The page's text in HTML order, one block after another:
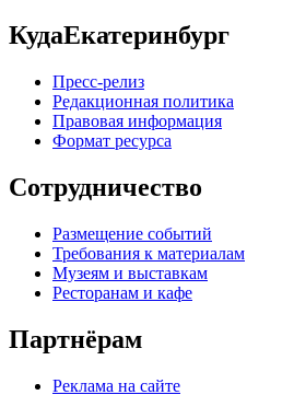
КудаЕкатеринбург
Пресс-релиз
Редакционная политика
Правовая информация
Формат ресурса
Сотрудничество
Размещение событий
Требования к материалам
Музеям и выставкам
Ресторанам и кафе
Партнёрам
Реклама на сайте